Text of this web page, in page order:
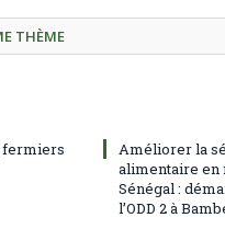
THÈME
fermiers
Améliorer la
alimentaire en
Sénégal :
l’ODD 2 à